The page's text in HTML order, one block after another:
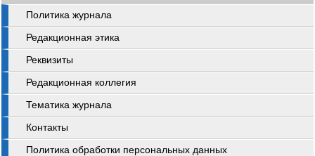
Политика журнала
Редакционная этика
Реквизиты
Редакционная коллегия
Тематика журнала
Контакты
Политика обработки персональных данных